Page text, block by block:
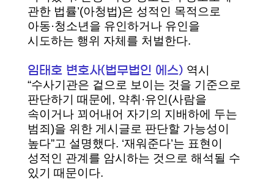
관한 법률’(아청법)은 성적인 목적으로
아동·청소년을 유인하거나 유인을
시도하는 행위 자체를 처벌한다.
임태호 변호사(법무법인 에스) 역시
“수사기관은 겉으로 보이는 것을 기준으로
판단하기 때문에, 약취·유인(사람을
속이거나 꾀어내어 자기의 지배하에 두는
범죄)을 위한 게시글로 판단할 가능성이
높다”고 설명했다. ‘재워준다’는 표현이
성적인 관계를 암시하는 것으로 해석될 수
있기 때문이다.